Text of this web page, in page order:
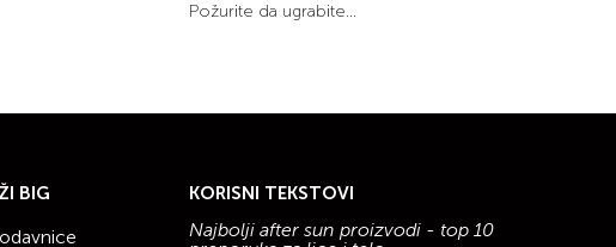
Požurite da ugrabite...
BIG KORISNI TEKSTOVI
Najbolji after sun proizvodi - top 10